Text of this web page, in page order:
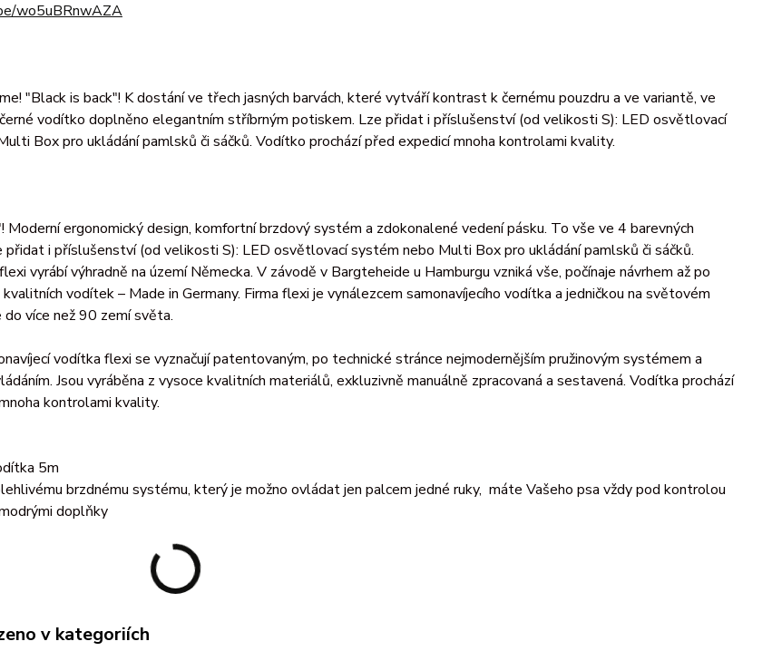
wo5uBRnwAZA
"Black is back"! K dostání ve třech jasných barvách, které vytváří kontrast k černému pouzdru a ve variantě, ve
vodítko doplněno elegantním stříbrným potiskem. Lze přidat i příslušenství (od velikosti S): LED osvětlovací
Box pro ukládání pamlsků či sáčků. Vodítko prochází před expedicí mnoha kontrolami kvality.
Moderní ergonomický design, komfortní brzdový systém a zdokonalené vedení pásku. To vše ve 4 barevných
přidat i příslušenství (od velikosti S): LED osvětlovací systém nebo Multi Box pro ukládání pamlsků či sáčků.
vyrábí výhradně na území Německa. V závodě v Bargteheide u Hamburgu vzniká vše, počínaje návrhem až po
vodítek – Made in Germany. Firma flexi je vynálezcem samonavíjecího vodítka a jedničkou na světovém
více než 90 zemí světa.
vodítka flexi se vyznačují patentovaným, po technické stránce nejmodernějším pružinovým systémem a
Jsou vyráběna z vysoce kvalitních materiálů, exkluzivně manuálně zpracovaná a sestavená. Vodítka prochází
kontrolami kvality.
5m
brzdnému systému, který je možno ovládat jen palcem jedné ruky, máte Vašeho psa vždy pod kontrolou
doplňky
v kategoriích